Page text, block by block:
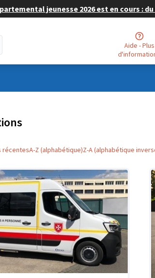
jeunesse 2026 est en cours : du
Aide - Plus
récentesA-Z (alphabétique)Z-A (alphabétique